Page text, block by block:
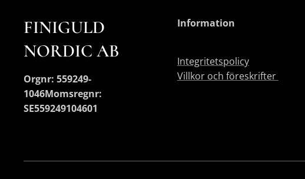
FINIGULD
NORDIC AB
Orgnr: 559249-
1046Momsregnr:
SE559249104601
Information
Integritetspolicy
Villkor och föreskrifter